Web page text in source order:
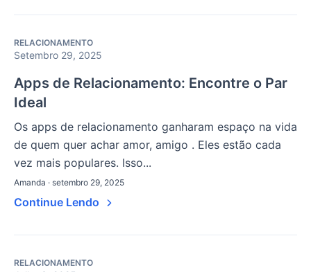
RELACIONAMENTO
Setembro 29, 2025
Apps de Relacionamento: Encontre o Par
Ideal
Os apps de relacionamento ganharam espaço na vida
de quem quer achar amor, amigo . Eles estão cada
vez mais populares. Isso...
Amanda · setembro 29, 2025
Continue Lendo
RELACIONAMENTO